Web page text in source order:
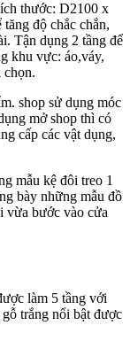
thước: D2100 x
độ chắc chắn,
Tận dụng 2 tầng để
khu vực: áo,váy,
chọn.
shop sử dụng móc
mở shop thì có
cấp các vật dụng,
mẫu kệ đôi treo 1
bày những mẫu đồ
vừa bước vào cửa
làm 5 tầng với
trắng nổi bật được